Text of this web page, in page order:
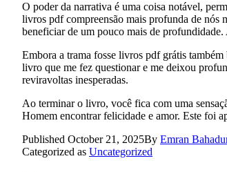
O poder da narrativa é uma coisa notável,
livros pdf compreensão mais profunda de nós
beneficiar de um pouco mais de
Embora a trama fosse livros pdf grátis
livro que me fez questionar e me deixou
reviravoltas inesperadas.
Ao terminar o livro, você fica com uma
Homem encontrar felicidade e amor. Este foi
Published October 21, 2025By Emran
Categorized as Uncategorized